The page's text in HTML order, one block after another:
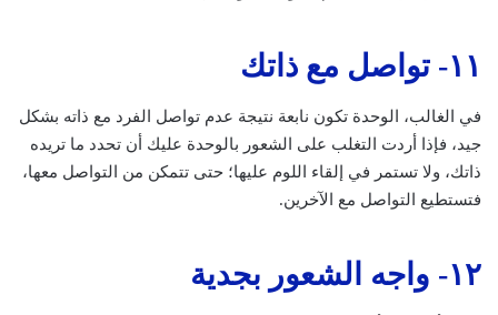
١١- تواصل مع ذاتك
في الغالب، الوحدة تكون نابعة نتيجة عدم تواصل الفرد مع ذاته بشكل
جيد، فإذا أردت التغلب على الشعور بالوحدة عليك أن تحدد ما تريده
ذاتك، ولا تستمر في إلقاء اللوم عليها؛ حتى تتمكن من التواصل معها،
فتستطيع التواصل مع الآخرين.
١٢- واجه الشعور بجدية